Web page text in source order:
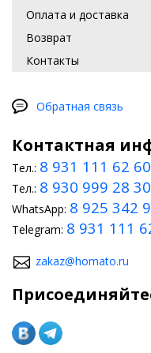
Оплата и доставка
Возврат
Контакты
Обратная связь
Контактная
Тел.: 8 931 111 62 60
Тел.: 8 930 999 28 30
WhatsApp: 8 925 342
Telegram: 8 931 111
zakaz@homato.ru